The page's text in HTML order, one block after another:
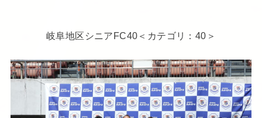
岐阜地区シニアFC40＜カテゴリ：40＞